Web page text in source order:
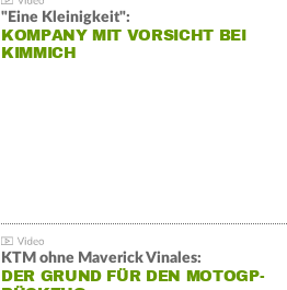
"Eine Kleinigkeit":
KOMPANY MIT VORSICHT BEI
KIMMICH
KTM ohne Maverick Vinales:
DER GRUND FÜR DEN MOTOGP-